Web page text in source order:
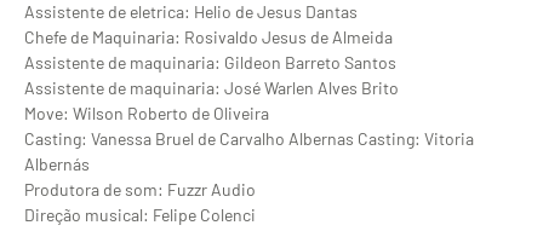
Assistente de eletrica: Helio de Jesus Dantas
Chefe de Maquinaria: Rosivaldo Jesus de Almeida
Assistente de maquinaria: Gildeon Barreto Santos
Assistente de maquinaria: José Warlen Alves Brito
Move: Wilson Roberto de Oliveira
Casting: Vanessa Bruel de Carvalho Albernas Casting: Vitoria
Albernás
Produtora de som: Fuzzr Audio
Direção musical: Felipe Colenci